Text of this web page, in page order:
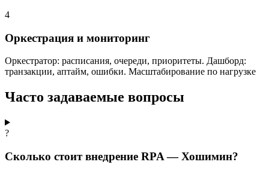
4
Оркестрация и мониторинг
Оркестратор: расписания, очереди, приоритеты. Дашборд:
транзакции, аптайм, ошибки. Масштабирование по нагрузке
Часто задаваемые вопросы
?
Сколько стоит внедрение RPA — Хошимин?